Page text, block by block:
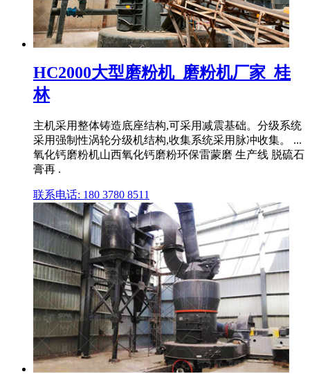
HC2000大型磨粉机_磨粉机厂家_桂
林
主机采用整体铸造底座结构,可采用减震基础。分级系统
采用强制性涡轮分级机结构,收集系统采用脉冲收集。 ...
氧化钙磨粉机山西氧化钙磨粉环保雷蒙磨 生产线 脱硫石
膏再 .
联系电话: 180 3780 8511